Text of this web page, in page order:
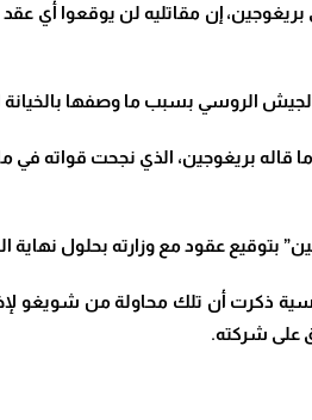
إن مقاتليه لن يوقعوا أي عقد
الروسي بسبب ما وصفها بالخيانة
قاله بريغوجين، الذي نجحت قواته في
بتوقيع عقود مع وزارته بحلول
ذكرت أن تلك محاولة من شويغو
على شركته.